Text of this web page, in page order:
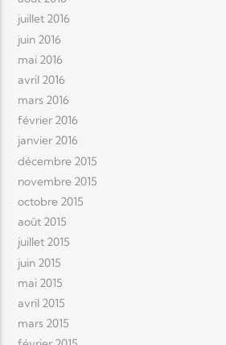
juillet 2016
juin 2016
mai 2016
avril 2016
mars 2016
février 2016
janvier 2016
décembre 2015
novembre 2015
octobre 2015
août 2015
juillet 2015
juin 2015
mai 2015
avril 2015
mars 2015